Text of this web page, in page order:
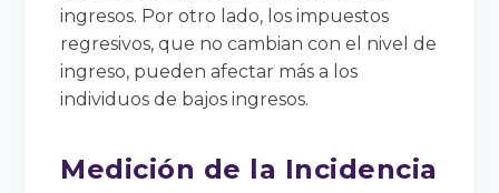
ingresos. Por otro lado, los impuestos
regresivos, que no cambian con el nivel de
ingreso, pueden afectar más a los
individuos de bajos ingresos.
Medición de la Incidencia